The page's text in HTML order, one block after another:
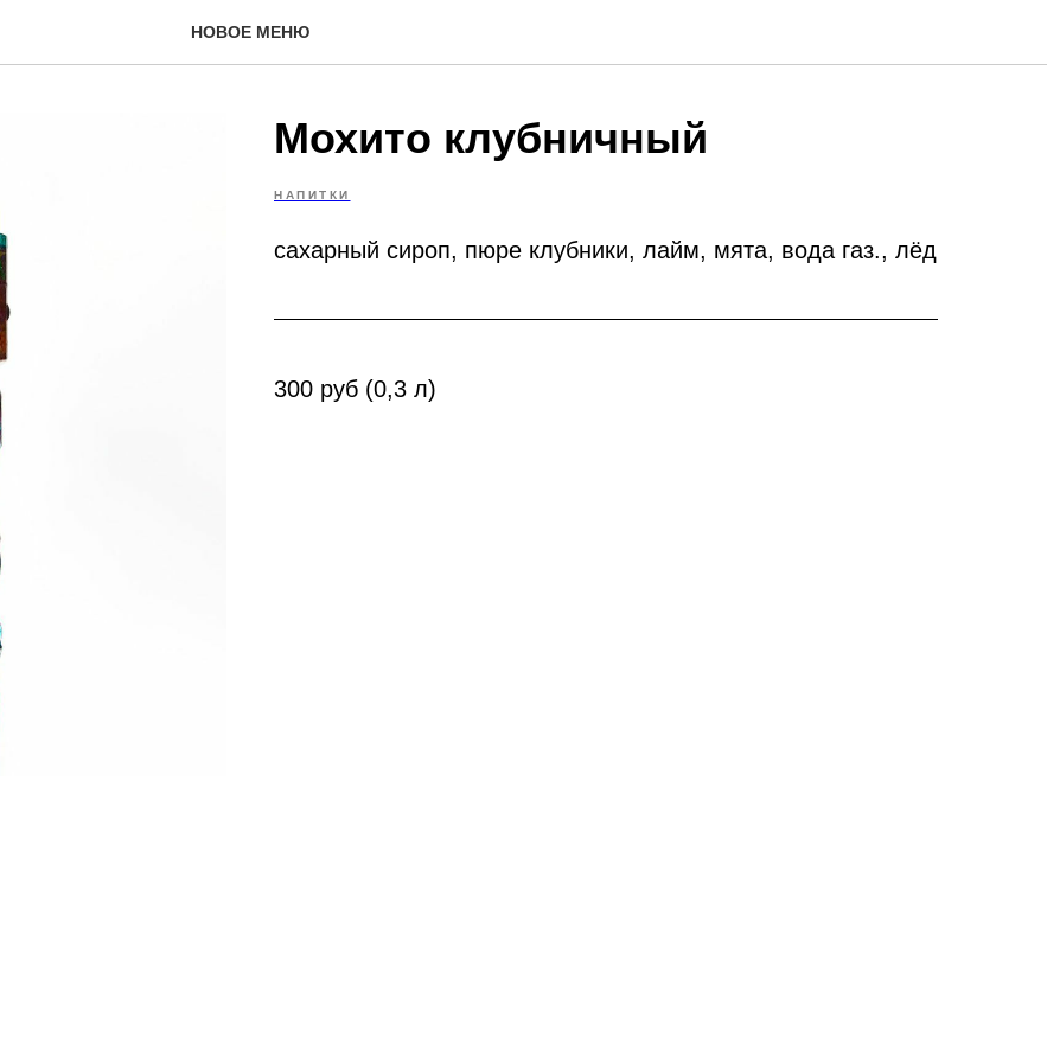
НОВОЕ МЕНЮ
Мохито клубничный
НАПИТКИ
сахарный сироп, пюре клубники, лайм, мята, вода газ., лёд
300 руб (0,3 л)